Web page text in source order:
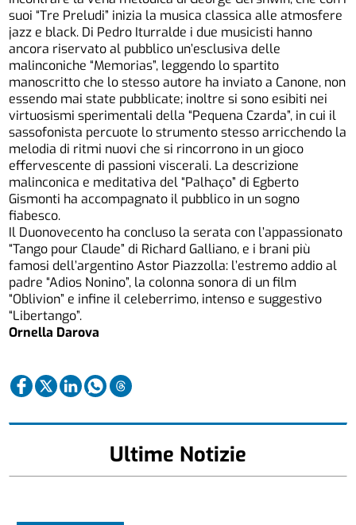
suoi “Tre Preludi” inizia la musica classica alle atmosfere
jazz e black. Di Pedro Iturralde i due musicisti hanno
ancora riservato al pubblico un’esclusiva delle
malinconiche “Memorias”, leggendo lo spartito
manoscritto che lo stesso autore ha inviato a Canone, non
essendo mai state pubblicate; inoltre si sono esibiti nei
virtuosismi sperimentali della “Pequena Czarda”, in cui il
sassofonista percuote lo strumento stesso arricchendo la
melodia di ritmi nuovi che si rincorrono in un gioco
effervescente di passioni viscerali. La descrizione
malinconica e meditativa del “Palhaço” di Egberto
Gismonti ha accompagnato il pubblico in un sogno
fiabesco.
Il Duonovecento ha concluso la serata con l’appassionato
“Tango pour Claude” di Richard Galliano, e i brani più
famosi dell’argentino Astor Piazzolla: l’estremo addio al
padre “Adios Nonino”, la colonna sonora di un film
“Oblivion” e infine il celeberrimo, intenso e suggestivo
“Libertango”.
Ornella Darova
Ultime Notizie